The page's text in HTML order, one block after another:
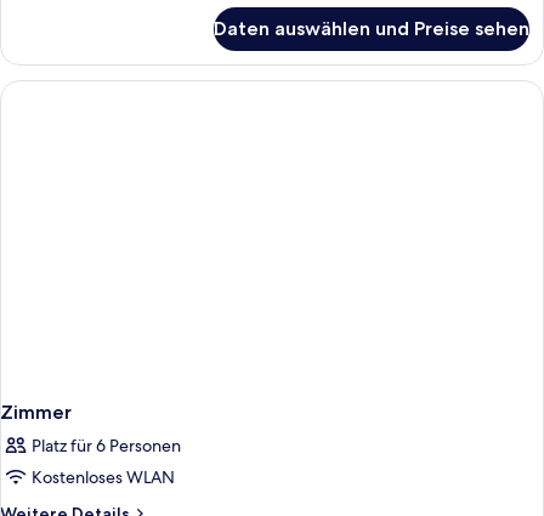
Daten auswählen und Preise sehen
Zimmer
Platz für 6 Personen
Kostenloses WLAN